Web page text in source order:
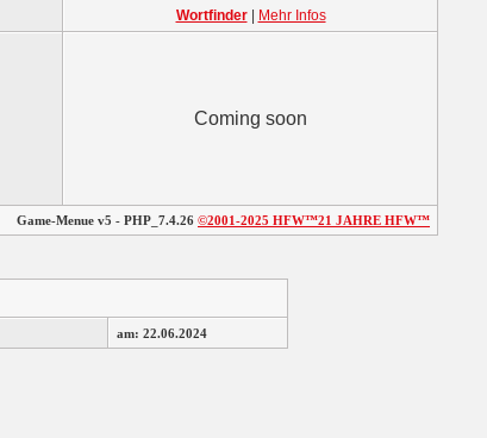
Wortfinder|
Mehr Infos
Coming soon
Game-Menue v5 - PHP_7.4.26 ©2001-2025 HFW™21 JAHRE HFW™
am: 22.06.2024